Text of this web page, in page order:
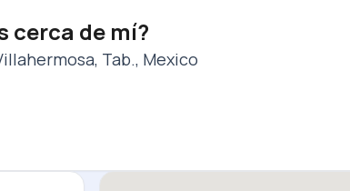
cerca de mí?
Tab., Mexico